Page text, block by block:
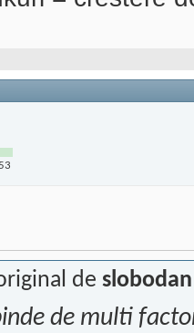
de slobodan
de multi